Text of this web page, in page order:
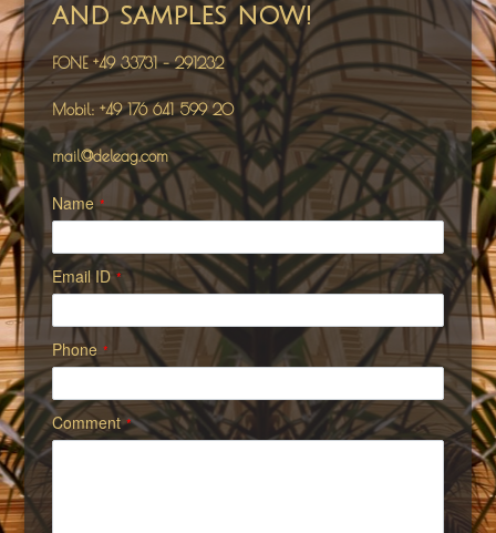
and samples now!
FONE +49 33731 – 291232
Mobil: +49 176 641 599 20
mail@deleag.com
Name *
Email ID *
Phone *
Comment *